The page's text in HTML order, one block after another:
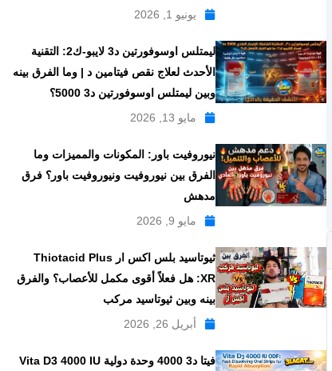
يونيو 1, 2026
ليمتلس اوسوفورتين د3 لايبو-ك2: التقنية
الأحدث لعلاج نقص فيتامين د | وما الفرق بينه
وبين ليمتلس اوسوفورتين د3 5000؟
مايو 13, 2026
نيوروفيت باور: المكونات والمميزات وما
الفرق بين نيوروفيت ونيوروفيت باور؟ فرق
مدهش
مايو 9, 2026
ثيوتاسيد بلس اكس ار Thiotacid Plus
XR: هل فعلاً أقوى مكمل للأعصاب؟ والفرق
بينه وبين ثيوتاسيد مركب
أبريل 26, 2026
فيتا د3 4000 وحدة دولية Vita D3 4000 IU